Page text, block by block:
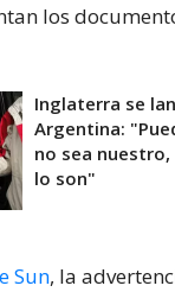
los
Inglaterra se
Argentina:
no sea
lo son"
Sun, la